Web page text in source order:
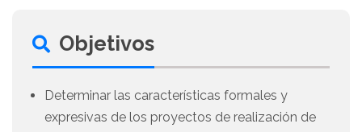
Objetivos
Determinar las características formales y
expresivas de los proyectos de realización de